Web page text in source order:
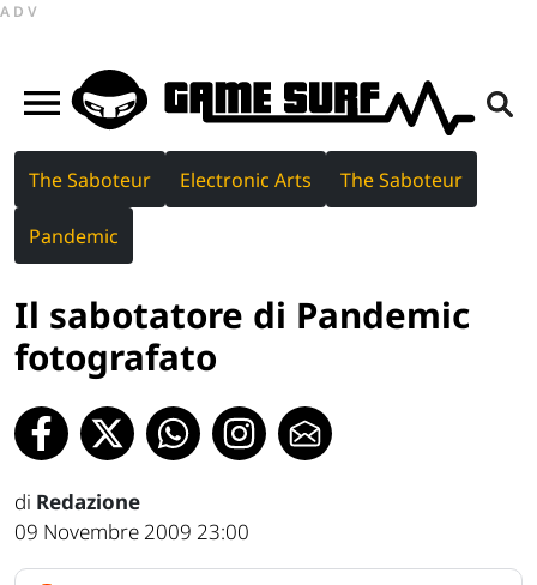
ADV
The Saboteur Electronic Arts The Saboteur
Pandemic
Il sabotatore di Pandemic
fotografato
di Redazione
09 Novembre 2009 23:00